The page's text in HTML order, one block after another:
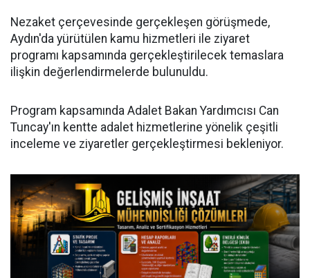
Nezaket çerçevesinde gerçekleşen görüşmede,
Aydın'da yürütülen kamu hizmetleri ile ziyaret
programı kapsamında gerçekleştirilecek temaslara
ilişkin değerlendirmelerde bulunuldu.
Program kapsamında Adalet Bakan Yardımcısı Can
Tuncay'ın kentte adalet hizmetlerine yönelik çeşitli
inceleme ve ziyaretler gerçekleştirmesi bekleniyor.